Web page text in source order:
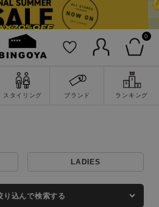
0
スタイリング ブランド ランキング
詳細検索
LADIES
り込んで検索する